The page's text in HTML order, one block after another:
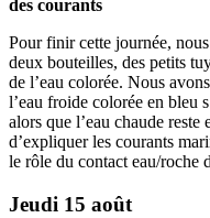
des courants
Pour finir cette journée,
deux bouteilles, des petits
de l’eau colorée. Nous
l’eau froide colorée en bleu
alors que l’eau chaude
d’expliquer les courants
le rôle du contact eau/roche
Jeudi 15 août